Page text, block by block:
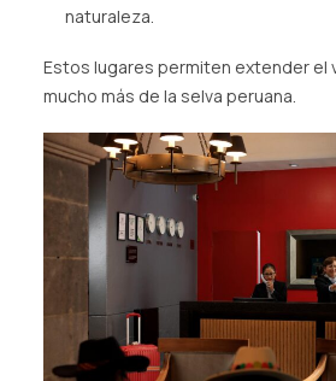
naturaleza.
Estos lugares permiten extender el
mucho más de la selva peruana.